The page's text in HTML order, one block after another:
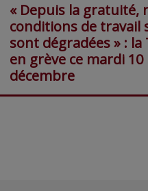
« Depuis la gratuité,
conditions de travail
sont dégradées » : la
en grève ce mardi 10
décembre